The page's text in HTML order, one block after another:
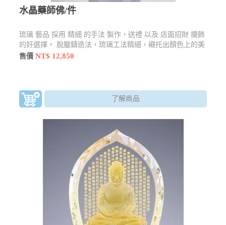
水晶藥師佛/件
琉璃 藝品 採用 精細 的手法 製作，送禮 以及 店面招財 擺飾
的好選擇。 脫臘鑄造法，琉璃工法精細，襯托出顏色上的美
感尺寸：12*12*28±1.5cm材質：琉璃顏色：以現場銷售為主
售價NT$ 12,850
了解商品